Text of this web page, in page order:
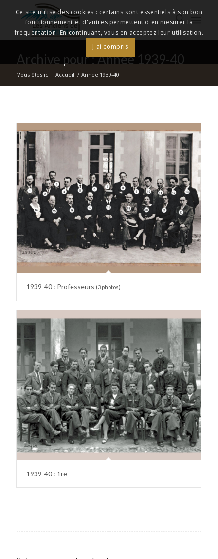
Archive pour : Année 1939-40
Vous êtes ici : Accueil / Année 1939-40
1939-40 : Professeurs (3 photos)
1939-40 : 1re
Ce site utilise des cookies : certains sont essentiels à son bon
fonctionnement et d'autres permettent d'en mesurer la
fréquentation. En continuant, vous en acceptez leur utilisation.
J'ai compris